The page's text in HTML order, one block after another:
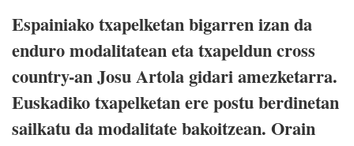
Espainiako txapelketan bigarren izan da
enduro modalitatean eta txapeldun cross
country-an Josu Artola gidari amezketarra.
Euskadiko txapelketan ere postu berdinetan
sailkatu da modalitate bakoitzean. Orain